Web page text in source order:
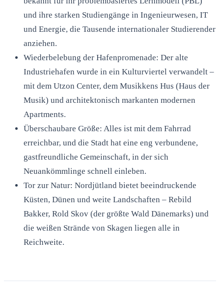
und ihre starken Studiengänge in Ingenieurwesen, IT
und Energie, die Tausende internationaler Studierender
anziehen.
Wiederbelebung der Hafenpromenade: Der alte
Industriehafen wurde in ein Kulturviertel verwandelt –
mit dem Utzon Center, dem Musikkens Hus (Haus der
Musik) und architektonisch markanten modernen
Apartments.
Überschaubare Größe: Alles ist mit dem Fahrrad
erreichbar, und die Stadt hat eine eng verbundene,
gastfreundliche Gemeinschaft, in der sich
Neuankömmlinge schnell einleben.
Tor zur Natur: Nordjütland bietet beeindruckende
Küsten, Dünen und weite Landschaften – Rebild
Bakker, Rold Skov (der größte Wald Dänemarks) und
die weißen Strände von Skagen liegen alle in
Reichweite.